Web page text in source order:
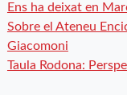
Ens ha deixat en
Sobre el Ateneu
Giacomoni
Taula Rodona: